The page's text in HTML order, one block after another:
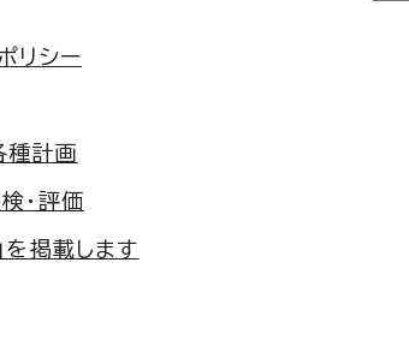
リシー
種計画
・評価
を掲載します